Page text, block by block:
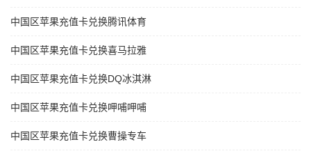
中国区苹果充值卡兑换腾讯体育
中国区苹果充值卡兑换喜马拉雅
中国区苹果充值卡兑换DQ冰淇淋
中国区苹果充值卡兑换呷哺呷哺
中国区苹果充值卡兑换曹操专车